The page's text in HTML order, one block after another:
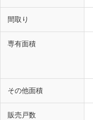
間取り
専有面積
その他面積
販売戸数